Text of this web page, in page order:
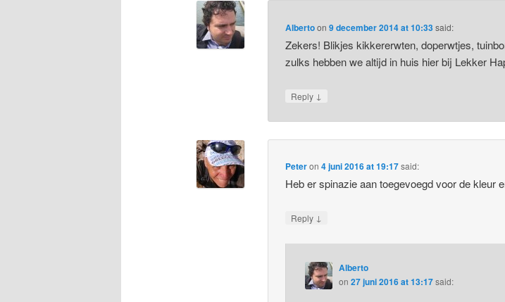
Albertoon9 december 2014 at 10:33said:
Zekers! Blikjes kikkererwten, doperwtjes,
zulks hebben we altijd in huis hier bij Lekker
Reply ↓
Peteron4 juni 2016 at 19:17said:
Heb er spinazie aan toegevoegd voor de kleur
Reply ↓
Alberto
on 27 juni 2016 at 13:17said: